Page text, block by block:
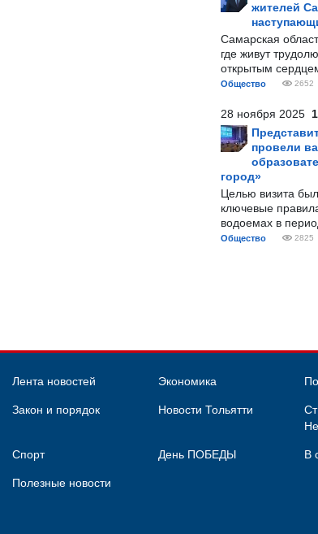
жителей
Самарская
где живут
открытым
Общество 2652
28 ноября 2025
провели
город»
Целью визита
ключевые
водоемах в
Общество 2825
Лента новостей Экономика
Закон и порядок Новости Тольятти
Спорт День ПОБЕДЫ В
Полезные новости